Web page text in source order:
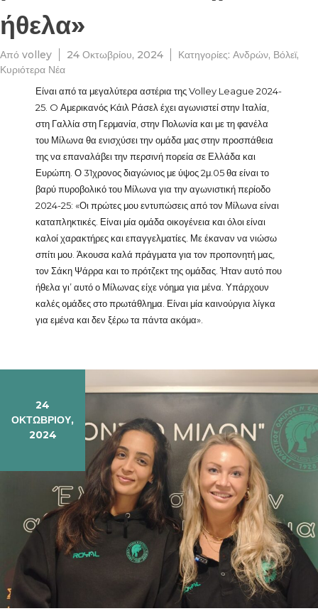
ήθελα»
Από volley 24 Οκτωβρίου, 2024 Κατηγορίες: Ανδρών, Βόλεϊ,
Κυριότερα Νέα
Είναι από τα μεγαλύτερα αστέρια της Volley League 2024-
25. O Αμερικανός Kάιλ Ράσελ έχει αγωνιστεί στην Ιταλία,
στη Γαλλία στη Γερμανία, στην Πολωνία και με τη φανέλα
του Μίλωνα θα ενισχύσει την ομάδα μας στην προσπάθεια
της να επαναλάβει την περσινή πορεία σε Ελλάδα και
Ευρώπη. Ο 31χρονος διαγώνιος με ύψος 2μ.05 θα είναι το
βαρύ πυροβολικό του Μίλωνα για την αγωνιστική περίοδο
2024-25: «Οι πρώτες μου εντυπώσεις από τον Μίλωνα είναι
καταπληκτικές. Είναι μία ομάδα οικογένεια και όλοι είναι
καλοί χαρακτήρες και επαγγελματίες. Με έκαναν να νιώσω
σπίτι μου. Άκουσα καλά πράγματα για τον προπονητή μας,
τον Σάκη Ψάρρα και το πρότζεκτ της ομάδας. Ήταν αυτό που
ήθελα γι’ αυτό ο Μίλωνας είχε νόημα για μένα. Υπάρχουν
καλές ομάδες στο πρωτάθλημα. Είναι μία καινούργια λίγκα
για εμένα και δεν ξέρω τα πάντα ακόμα».
24
ΟΚΤΩΒΡΊΟΥ,
2024